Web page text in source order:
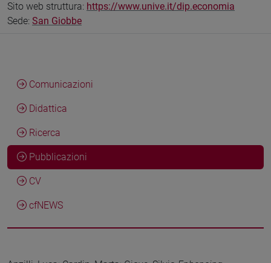
Sito web struttura: https://www.unive.it/dip.economia
Sede: San Giobbe
Comunicazioni
Didattica
Ricerca
Pubblicazioni
CV
cfNEWS